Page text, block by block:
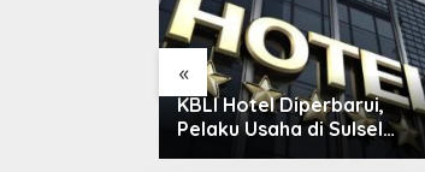
«
KBLI Hotel Diperbarui,
Pelaku Usaha di Sulsel
Diminta Segera Sesuaikan